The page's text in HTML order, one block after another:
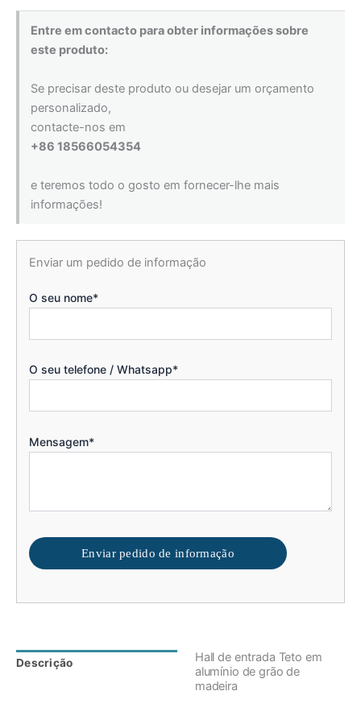
Entre em contacto para obter informações sobre
este produto:
Se precisar deste produto ou desejar um orçamento
personalizado,
contacte-nos em
+86 18566054354
e teremos todo o gosto em fornecer-lhe mais
informações!
Enviar um pedido de informação
O seu nome*
O seu telefone / Whatsapp*
Mensagem*
Enviar pedido de informação
Descrição Avaliações (0)
Hall de entrada Teto em
alumínio de grão de
madeira